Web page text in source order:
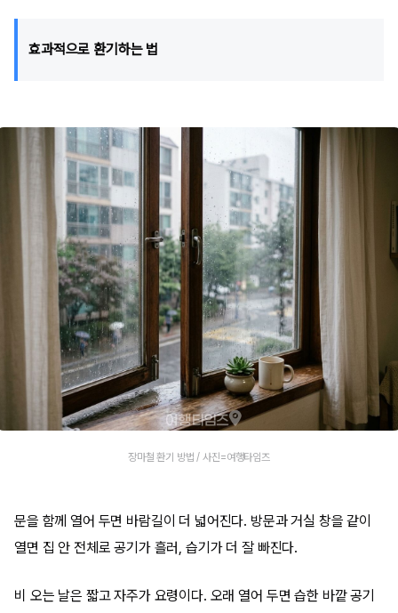
효과적으로 환기하는 법
장마철 환기 방법 / 사진=여행타임즈
문을 함께 열어 두면 바람길이 더 넓어진다. 방문과 거실 창을 같이
열면 집 안 전체로 공기가 흘러, 습기가 더 잘 빠진다.
비 오는 날은 짧고 자주가 요령이다. 오래 열어 두면 습한 바깥 공기